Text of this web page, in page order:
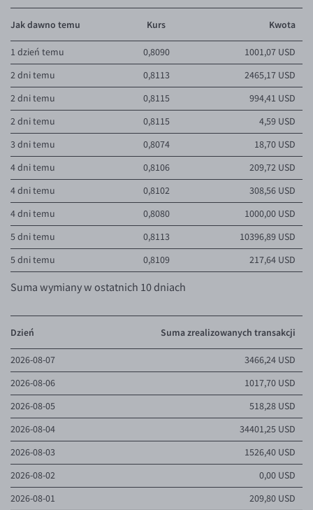
Jak dawno temu Kurs Kwota
1 dzień temu 0,8090
1001,07 USD
2 dni temu
0,8113
2465,17 USD
2 dni temu
0,8115
994,41 USD
2 dni temu
0,8115
4,59 USD
3 dni temu
0,8074
18,70 USD
4 dni temu
0,8106
209,72 USD
4 dni temu
0,8102
308,56 USD
4 dni temu
0,8080
1000,00 USD
5 dni temu
0,8113
10396,89 USD
5 dni temu
0,8109 217,64 USD
Suma wymiany w ostatnich 10 dniach
Dzień Suma zrealizowanych transakcji
2026-08-07
3466,24 USD
2026-08-06
1017,70 USD
2026-08-05
518,28 USD
2026-08-04
34401,25 USD
2026-08-03
1526,40 USD
2026-08-02
0,00 USD
2026-08-01
209,80 USD